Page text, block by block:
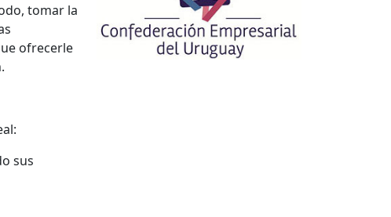
tomar la
ofrecerle
sus